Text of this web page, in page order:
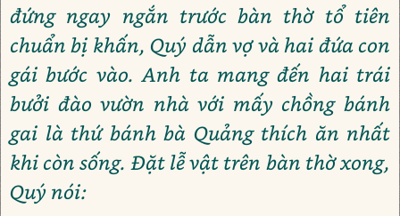
đứng ngay ngắn trước bàn thờ tổ tiên
chuẩn bị khấn, Quý dẫn vợ và hai đứa con
gái bước vào. Anh ta mang đến hai trái
bưởi đào vườn nhà với mấy chồng bánh
gai là thứ bánh bà Quảng thích ăn nhất
khi còn sống. Đặt lễ vật trên bàn thờ xong,
Quý nói: